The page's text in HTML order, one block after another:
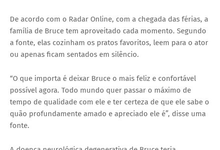
De acordo com o Radar Online, com a chegada das férias, a
família de Bruce tem aproveitado cada momento. Segundo
a fonte, elas cozinham os pratos favoritos, leem para o ator
ou apenas ficam sentados em silêncio.
“O que importa é deixar Bruce o mais feliz e confortável
possível agora. Todo mundo quer passar o máximo de
tempo de qualidade com ele e ter certeza de que ele sabe o
quão profundamente amado e apreciado ele é”, disse uma
fonte.